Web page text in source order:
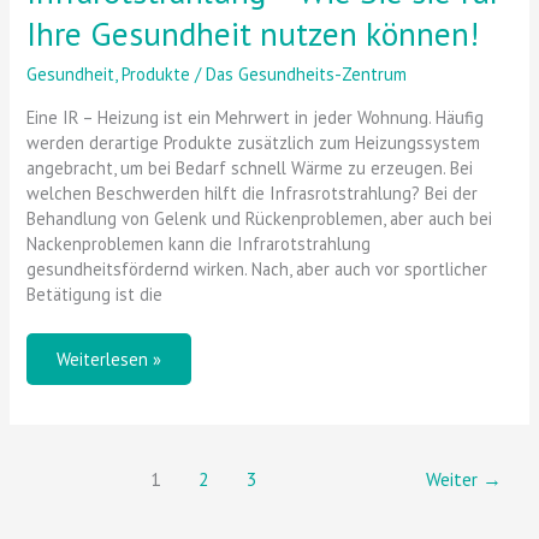
Ihre Gesundheit nutzen können!
Gesundheit,Produkte /Das Gesundheits-Zentrum
Eine IR – Heizung ist ein Mehrwert in jeder Wohnung. Häufig
werden derartige Produkte zusätzlich zum Heizungssystem
angebracht, um bei Bedarf schnell Wärme zu erzeugen. Bei
welchen Beschwerden hilft die Infrasrotstrahlung? Bei der
Behandlung von Gelenk und Rückenproblemen, aber auch bei
Nackenproblemen kann die Infrarotstrahlung
gesundheitsfördernd wirken. Nach, aber auch vor sportlicher
Betätigung ist die
Weiterlesen »
1 2 3 Weiter →